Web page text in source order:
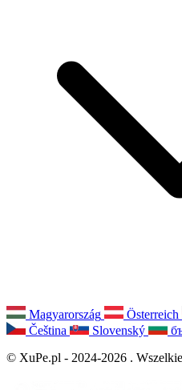
Magyarország Österreich
Čeština
Slovenský
© XuPe.pl - 2024-2026 .